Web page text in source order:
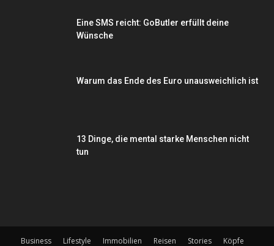
Eine SMS reicht: GoButler erfüllt deine
Wünsche
Warum das Ende des Euro unausweichlich ist
13 Dinge, die mental starke Menschen nicht
tun
Business Lifestyle Immobilien Reisen Stories Köpfe